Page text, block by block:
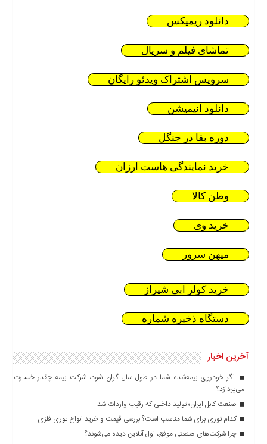
دانلود ریمیکس
تماشای فیلم و سریال
سرویس اشتراک ویدئو رایگان
دانلود انیمیشن
دوره بقا در جنگل
خرید نمایندگی هاست ارزان
وطن کالا
خرید وی
میهن سرور
خرید کولر آبی شیراز
دستگاه ذخیره شماره
آخرین اخبار
اگر خودروی بیمه‌شده شما در طول سال گران شود، شرکت بیمه چقدر خسارت
می‌پردازد؟
صنعت کابل ایران؛ تولید داخلی که رقیب واردات شد
کدام توری برای شما مناسب است؟ بررسی قیمت و خرید انواع توری فلزی
چرا شرکت‌های صنعتی موفق، اول آنلاین دیده می‌شوند؟